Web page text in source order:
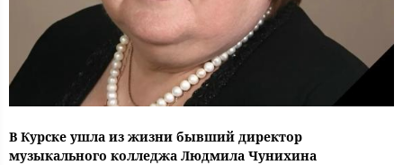
В Курске ушла из жизни бывший директор
музыкального колледжа Людмила Чунихина